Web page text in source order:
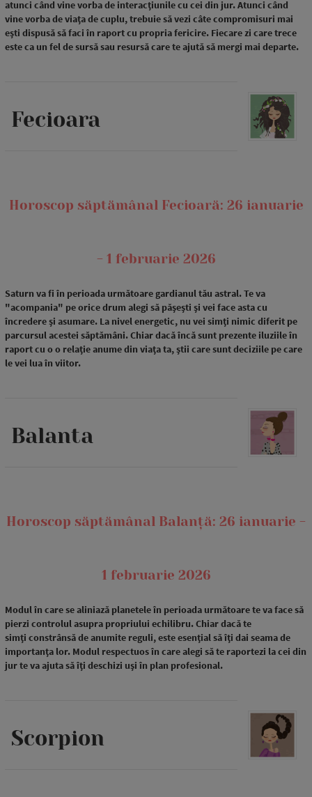
atunci când vine vorba de interacțiunile cu cei din jur. Atunci când
vine vorba de viața de cuplu, trebuie să vezi câte compromisuri mai
ești dispusă să faci în raport cu propria fericire. Fiecare zi care trece
este ca un fel de sursă sau resursă care te ajută să mergi mai departe.
Fecioara
Horoscop săptămânal Fecioară: 26 ianuarie
- 1 februarie 2026
Saturn va fi în perioada următoare gardianul tău astral. Te va
"acompania" pe orice drum alegi să pășești și vei face asta cu
încredere și asumare. La nivel energetic, nu vei simți nimic diferit pe
parcursul acestei săptămâni. Chiar dacă încă sunt prezente iluziile în
raport cu o o relație anume din viața ta, știi care sunt deciziile pe care
le vei lua în viitor.
Balanta
Horoscop săptămânal Balanță: 26 ianuarie -
1 februarie 2026
Modul în care se aliniază planetele în perioada următoare te va face să
pierzi controlul asupra propriului echilibru. Chiar dacă te
simți constrânsă de anumite reguli, este esențial să îți dai seama de
importanța lor. Modul respectuos în care alegi să te raportezi la cei din
jur te va ajuta să îți deschizi uși în plan profesional.
Scorpion